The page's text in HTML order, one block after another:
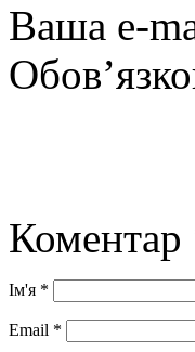
Ваша e-
Коментар
Ім'я *
Email *